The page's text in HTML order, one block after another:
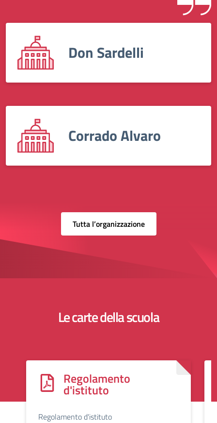
Don Sardelli
Corrado Alvaro
Tutta l’organizzazione
Le carte della scuola
Regolamento
d'istituto
Regolamento d'istituto